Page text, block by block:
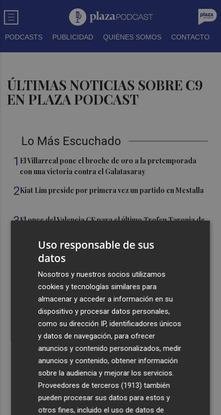
PODCASTS PUBLICIDAD QUIÉNES SOMOS CONTACTO
ÚLTIMAS NOTICIAS SOBRE C9
EN PLAZA PODCAST
Lo Más Escuchado
1 El Villarreal pone el broche de oro a la pretemporada
con una victoria contra el Galatasaray
2Kiat Lim preside por primera vez un partido en Mestalla
3El once del Valencia CF para el último Trofeu Taronja de
Aemet prevé peligro de incendios "muy alto" o
"extremo" en la mayor parte de la Península y Baleares
el día del eclipse
Company: “Estamos comenzando a ver el equipo que
queremos ver en la Liga”
Recibe toda la actualidad de
Plaza Podcast en tu correo
Quiero suscribirme
Uso responsable de sus
datos
Nosotros y nuestros socios utilizamos
cookies y tecnologías similares para
almacenar y acceder a información en su
dispositivo y procesar datos personales,
como su dirección IP, identificadores únicos
y datos de navegación, para ofrecer
anuncios y contenido personalizados, medir
anuncios y contenido, obtener información
sobre la audiencia y mejorar los servicios.
Proveedores de terceros (1913) también
pueden procesar sus datos para estos y
otros fines, incluido el uso de datos de